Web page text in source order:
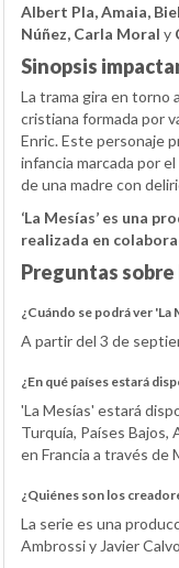
Albert Pla, Amaia,
Núñez, Carla Moral y
Sinopsis
La trama gira en torno
cristiana formada por
Enric. Este personaje
infancia marcada por
de una madre con
‘La Mesías’ es una
realizada en
Preguntas
¿Cuándo se podrá ver 'La
A partir del 3 de
¿En qué países estará
'La Mesías' estará
Turquía, Países Bajos,
en Francia a través de
¿Quiénes son los
La serie es una
Ambrossi y Javier